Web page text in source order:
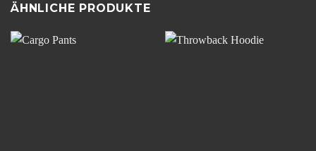
ÄHNLICHE PRODUKTE